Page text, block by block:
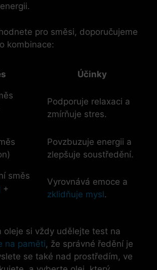
pro směsi, doporučujeme
kombinace:
Účinky
Podporuje relaxaci a
zmírňuje stres.
Povzbuzuje energii a
zlepšuje soustředění.
směs
+
Vyrovnává emoce a
zklidňuje mysl.
oleje si vždy udělejte test na
na paměti, že správné ředění je
se také nad prostředím, ve